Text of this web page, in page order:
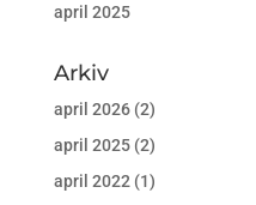
april 2025
Arkiv
april 2026(2)
april 2025(2)
april 2022 (1)